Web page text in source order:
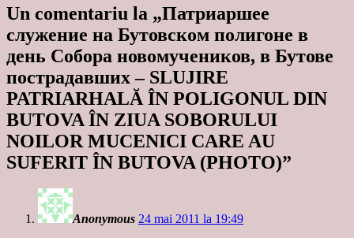
Un comentariu la „Патриаршее
служение на Бутовском полигоне в
день Собора новомучеников, в Бутове
пострадавших – SLUJIRE
PATRIARHALĂ ÎN POLIGONUL DIN
BUTOVA ÎN ZIUA SOBORULUI
NOILOR MUCENICI CARE AU
SUFERIT ÎN BUTOVA (PHOTO)”
Anonymous 24 mai 2011 la 19:49